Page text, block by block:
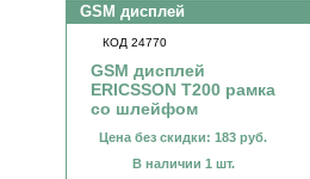
GSM дисплей
КОД 24770
GSM дисплей
ERICSSON T200 рамка
со шлейфом
Цена без скидки: 183 руб.
В наличии 1 шт.